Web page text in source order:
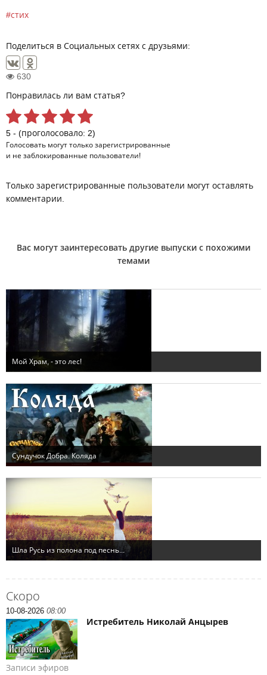
Скоро
10-08-2026 08:00
Истребитель Николай Анцырев
Записи эфиров
стих
Поделиться в Социальных сетях с друзьями:
630
Понравилась ли вам статья?
5 - (проголосовало: 2)
Голосовать могут только зарегистрированные
и не заблокированные пользователи!
Только зарегистрированные пользователи могут оставлять
комментарии.
Вас могут заинтересовать другие выпуски с похожими
темами